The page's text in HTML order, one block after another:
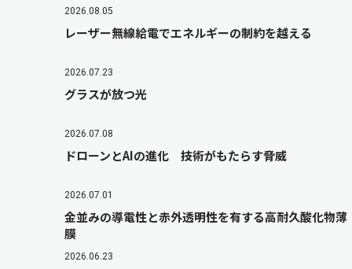
2026.08.05
レーザー無線給電でエネルギーの制約を越える
2026.07.23
グラスが放つ光
2026.07.08
ドローンとAIの進化 技術がもたらす脅威
2026.07.01
金並みの導電性と赤外透明性を有する高耐久酸化物薄
膜
2026.06.23